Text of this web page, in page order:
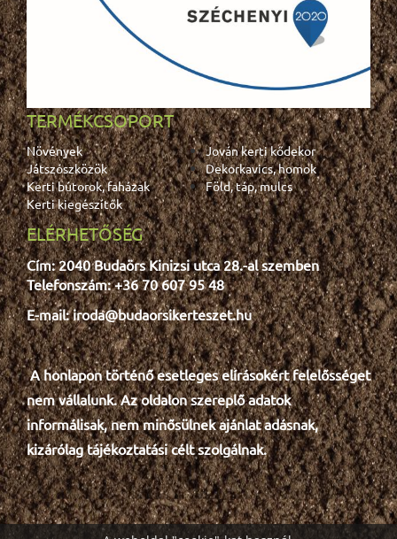
TERMÉKCSOPORT
Növények
Jován kerti kődekor
Játszószközök
Dekorkavics, homok
Kerti bútorok, faházak
Föld, táp, mulcs
Kerti kiegészítők
ELÉRHETŐSÉG
Cím: 2040 Budaörs Kinizsi utca 28.-al szemben
Telefonszám: +36 70 607 95 48
E-mail: iroda@budaorsikerteszet.hu
A honlapon történő esetleges elírásokért felelősséget
nem vállalunk. Az oldalon szereplő adatok
informálisak, nem minősülnek ajánlat adásnak,
kizárólag tájékoztatási célt szolgálnak.